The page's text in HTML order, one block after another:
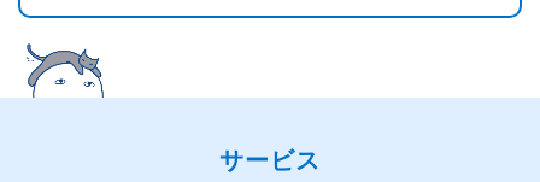
サービス